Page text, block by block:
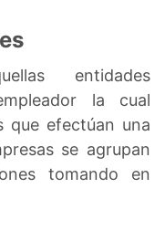
entidades
la cual
que efectúan una
se agrupan
tomando en